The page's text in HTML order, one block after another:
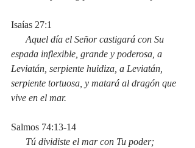
Isaías 27:1
espada inflexible, grande y poderosa, a
Leviatán, serpiente huidiza, a Leviatán,
serpiente tortuosa, y matará al dragón que
vive en el mar.
Salmos 74:13-14
Tú dividiste el mar con Tu poder;